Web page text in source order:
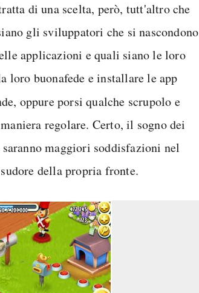
di una scelta, però, tutt'altro che
gli sviluppatori che si nascondono
applicazioni e quali siano le loro
loro buonafede e installare le app
oppure porsi qualche scrupolo e
regolare. Certo, il sogno dei
maggiori soddisfazioni nel
della propria fronte.